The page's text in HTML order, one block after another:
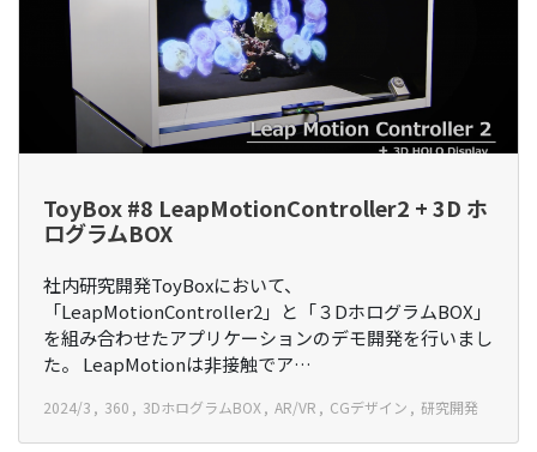
ToyBox #8 LeapMotionController2 + 3D ホ
ログラムBOX
社内研究開発ToyBoxにおいて、
「LeapMotionController2」と「３DホログラムBOX」
を組み合わせたアプリケーションのデモ開発を行いまし
た。 LeapMotionは非接触でア…
2024/3 360 3DホログラムBOX AR/VR CGデザイン 研究開発